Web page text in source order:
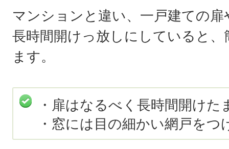
マンションと違い、一戸建ての
長時間開けっ放しにしていると
ます。
・扉はなるべく長時間開けた
・窓には目の細かい網戸をつ